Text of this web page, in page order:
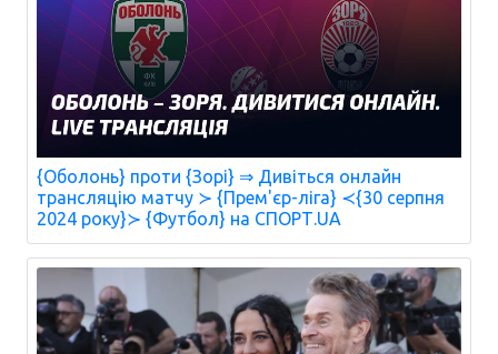
{Оболонь} проти {Зорі} ⇒ Дивіться онлайн
трансляцію матчу ≻ {Прем'єр-ліга} ≺{30 серпня
2024 року}≻ {Футбол} на СПОРТ.UA